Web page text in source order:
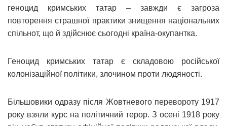
геноцид кримських татар – завжди є загроза
повторення страшної практики знищення національних
спільнот, що й здійснює сьогодні країна-окупантка.
Геноцид кримських татар є складовою російської
колонізаційної політики, злочином проти людяності.
Більшовики одразу після Жовтневого перевороту 1917
року взяли курс на політичний терор. З осені 1918 року